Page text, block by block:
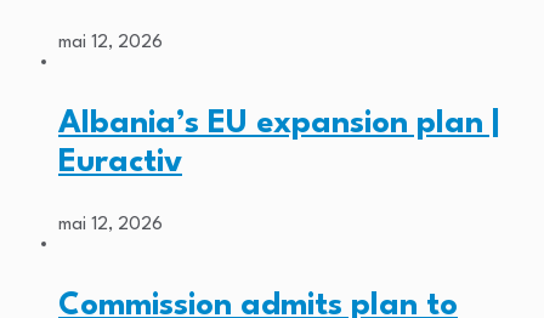
mai 12, 2026
Albania’s EU expansion plan |
Euractiv
mai 12, 2026
Commission admits plan to